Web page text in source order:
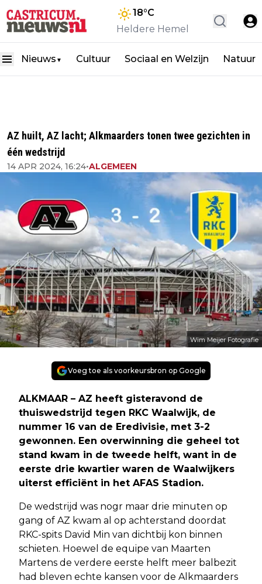
18°C
Heldere Hemel
Nieuws ▼ Cultuur Sociaal en Welzijn Natuur
AZ huilt, AZ lacht; Alkmaarders tonen twee gezichten in
één wedstrijd
14 APR 2024, 16:24•ALGEMEEN
Wim Meijer Fotografie
Voeg toe als voorkeursbron op Google
ALKMAAR – AZ heeft gisteravond de
thuiswedstrijd tegen RKC Waalwijk, de
nummer 16 van de Eredivisie, met 3-2
gewonnen. Een overwinning die geheel tot
stand kwam in de tweede helft, want in de
eerste drie kwartier waren de Waalwijkers
uiterst efficiënt in het AFAS Stadion.
De wedstrijd was nogr maar drie minuten op
gang of AZ kwam al op achterstand doordat
RKC-spits David Min van dichtbij kon binnen
schieten. Hoewel de equipe van Maarten
Martens de verdere eerste helft meer balbezit
had bleven echte kansen voor de Alkmaarders